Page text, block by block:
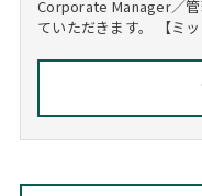
Corporate Manager／管
ていただきます。 【ミ